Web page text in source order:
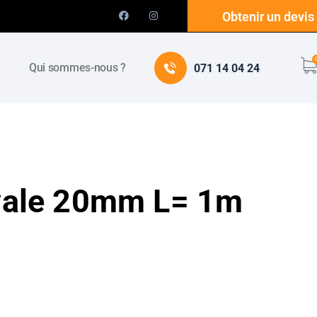
Obtenir un devis
Qui sommes-nous ? 071 14 04 24
20mm L= 1m